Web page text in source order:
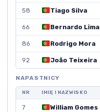
58 Tiago Silva
66 Bernardo Lima
86 Rodrigo Mora
92 João Teixeira
NAPASTNICY
NR IMIĘ I NAZWISKO
7 William Gomes